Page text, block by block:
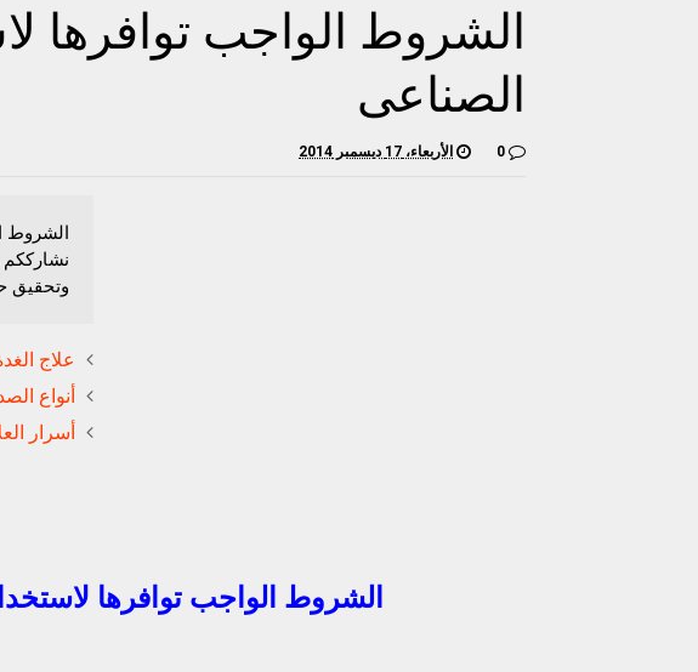
الشروط الواجب توافرها
الصناعى
الأربعاء، 17 ديسمبر 2014
الشروط
وتحقيق
علاج
أنواع
أسرار
الشروط الواجب توافرها